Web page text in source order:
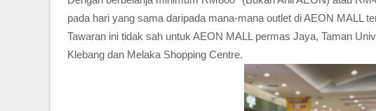
pada hari yang sama daripada mana-mana outlet di AEON MALL
Tawaran ini tidak sah untuk AEON MALL permas Jaya, Taman
Klebang dan Melaka Shopping Centre.